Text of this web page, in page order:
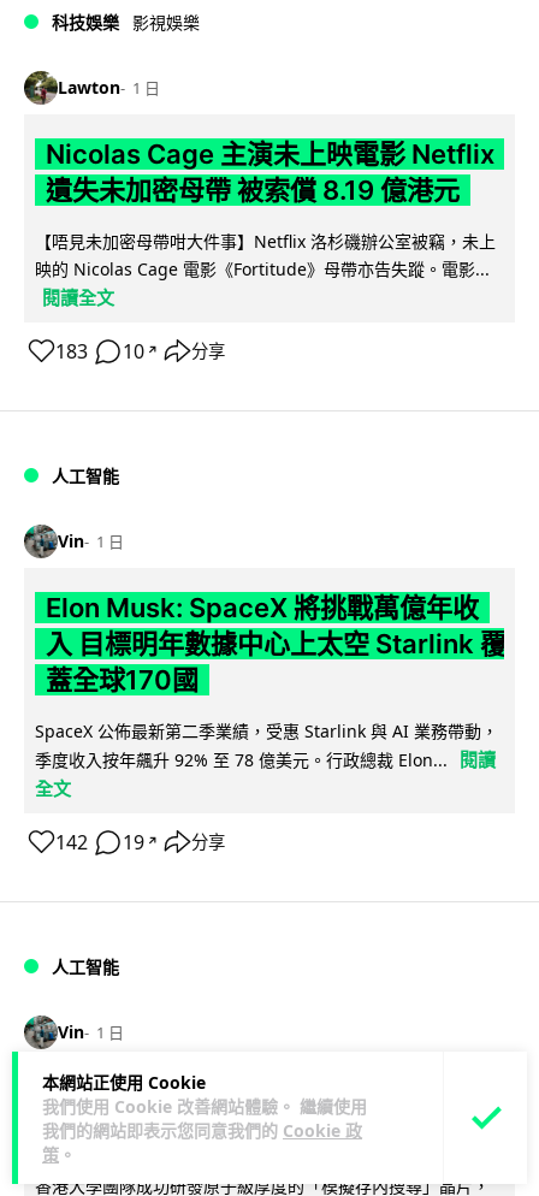
本網站正使用 Cookie
我們使用 Cookie 改善網站體驗。 繼續使用
我們的網站即表示您同意我們的 Cookie 政
策 。
科技娛樂 影視娛樂
Lawton 1 日
Nicolas Cage 主演未上映電影 Netflix
遺失未加密母帶 被索償 8.19 億港元
【唔見未加密母帶咁大件事】Netflix 洛杉磯辦公室被竊，未上
映的 Nicolas Cage 電影《Fortitude》母帶亦告失蹤。電影...
閱讀全文
183 10 ↗ 分享
人工智能
Vin 1 日
Elon Musk: SpaceX 將挑戰萬億年收
入 目標明年數據中心上太空 Starlink 覆
蓋全球170國
SpaceX 公佈最新第二季業績，受惠 Starlink 與 AI 業務帶動，
季度收入按年飆升 92% 至 78 億美元。行政總裁 Elon...
閱讀
全文
142 19 ↗ 分享
人工智能
Vin 1 日
港大研原子級新晶片 AI 搜尋速度提升
一億倍 手機人臉識別免上雲端
香港大學團隊成功研發原子級厚度的「模擬存內搜尋」晶片，